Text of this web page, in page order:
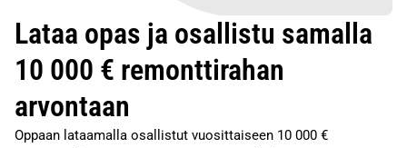
Lataa opas ja osallistu samalla
10 000 € remonttirahan
arvontaan
Oppaan lataamalla osallistut vuosittaiseen 10 000 €